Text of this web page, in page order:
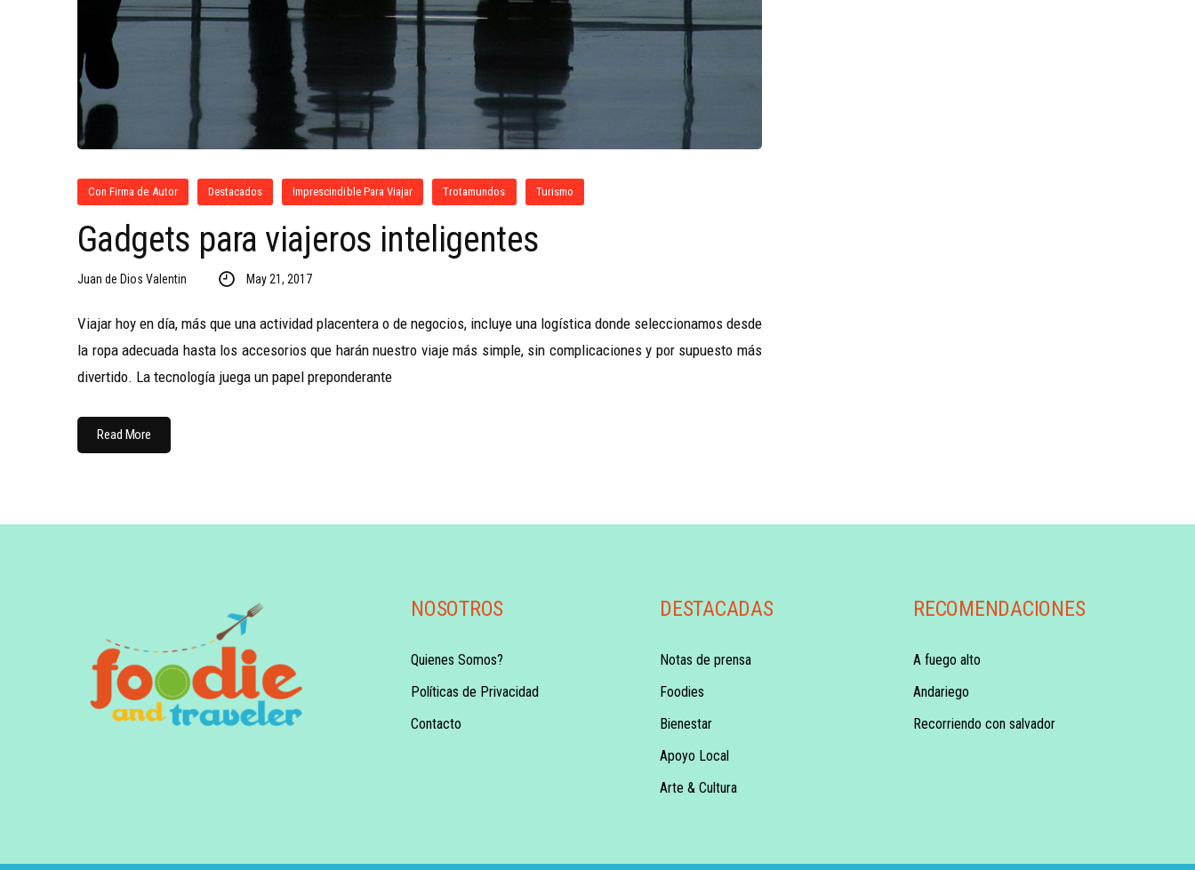
Con Firma de Autor Destacados Imprescindible Para Viajar Trotamundos Turismo
Gadgets para viajeros inteligentes
Juan de Dios Valentin May 21, 2017
Viajar hoy en día, más que una actividad placentera o de negocios, incluye una logística donde seleccionamos desde
la ropa adecuada hasta los accesorios que harán nuestro viaje más simple, sin complicaciones y por supuesto más
divertido. La tecnología juega un papel preponderante
Read More
NOSOTROS
Quienes Somos?
Políticas de Privacidad
Contacto
DESTACADAS
Notas de prensa
Foodies
Bienestar
Apoyo Local
Arte & Cultura
RECOMENDACIONES
A fuego alto
Andariego
Recorriendo con salvador